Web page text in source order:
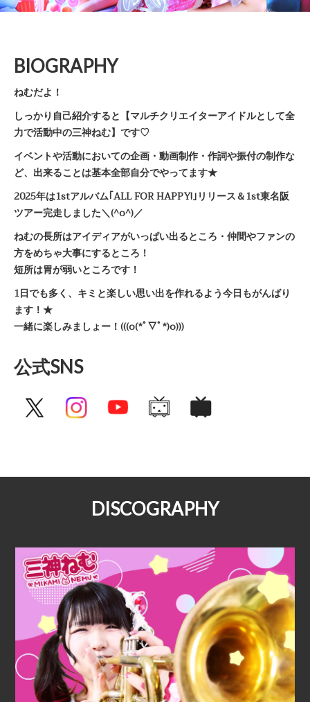
BIOGRAPHY
ねむだよ！
しっかり自己紹介すると【マルチクリエイターアイドルとして全
力で活動中の三神ねむ】です♡
イベントや活動においての企画・動画制作・作詞や振付の制作な
ど、出来ることは基本全部自分でやってます★
2025年は1stアルバム｢ALL FOR HAPPY!｣リリース＆1st東名阪
ツアー完走しました＼(^o^)／
ねむの長所はアイディアがいっぱい出るところ・仲間やファンの
方をめちゃ大事にするところ！
短所は胃が弱いところです！
1日でも多く、キミと楽しい思い出を作れるよう今日もがんばり
ます！★
一緒に楽しみましょー！(((o(*ﾟ▽ﾟ*)o)))
公式SNS
DISCOGRAPHY